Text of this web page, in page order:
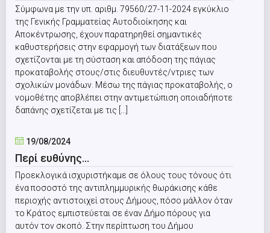
Σύμφωνα με την υπ. αριθμ. 79560/27-11-2024 εγκύκλιο
της Γενικής Γραμματείας Αυτοδιοίκησης και
Αποκέντρωσης, έχουν παρατηρηθεί σημαντικές
καθυστερήσεις στην εφαρμογή των διατάξεων που
σχετίζονται με τη σύσταση και απόδοση της πάγιας
προκαταβολής στους/στις διευθυντές/ντριες των
σχολικών μονάδων. Μέσω της πάγιας προκαταβολής, ο
νομοθέτης αποβλέπει στην αντιμετώπιση οποιαδήποτε
δαπάνης σχετίζεται με τις [...]
19/08/2024
Περί ευθύνης…
Προεκλογικά ισχυριστήκαμε σε όλους τους τόνους ότι
ένα ποσοστό της αντιπλημμυρικής θωράκισης κάθε
περιοχής αντιστοιχεί στους Δήμους, πόσο μάλλον όταν
το Κράτος εμπιστεύεται σε έναν Δήμο πόρους για
αυτόν τον σκοπό. Στην περίπτωση του Δήμου